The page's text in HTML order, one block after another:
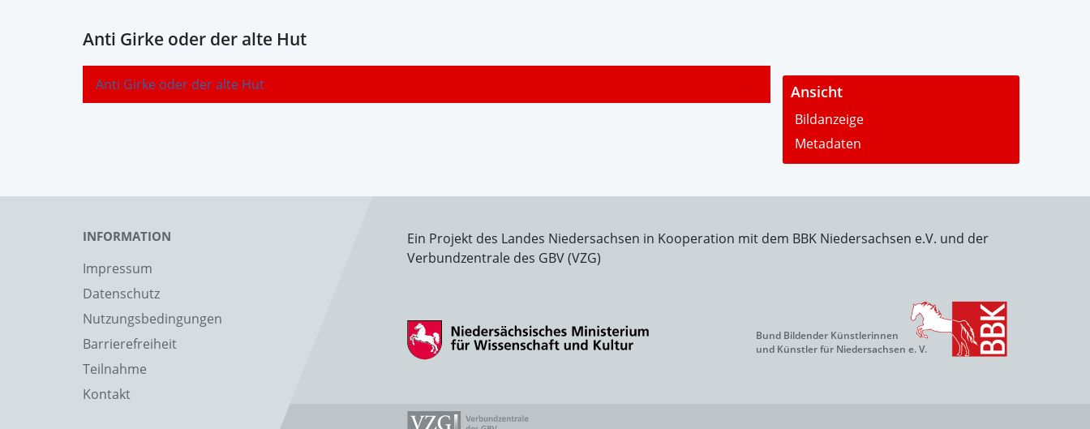
Anti Girke oder der alte Hut
Anti Girke oder der alte Hut - Ansicht
Bildanzeige
Metadaten
INFORMATION
Impressum
Datenschutz
Nutzungsbedingungen
Barrierefreiheit
Teilnahme
Kontakt
Ein Projekt des Landes Niedersachsen in Kooperation mit dem BBK Niedersachsen e.V. und der
Verbundzentrale des GBV (VZG)
Bund Bildender Künstlerinnen
und Künstler für Niedersachsen e. V.